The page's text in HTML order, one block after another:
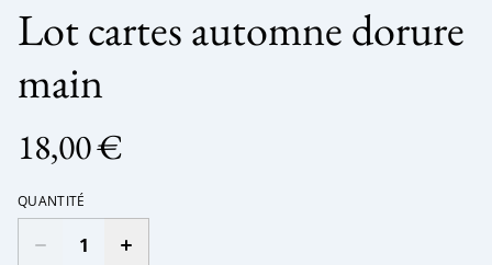
Lot cartes automne dorure
main
18,00 €
QUANTITÉ